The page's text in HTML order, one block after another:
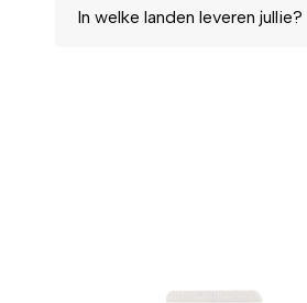
In welke landen leveren jullie?